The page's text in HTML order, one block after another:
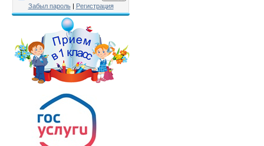
Забыл пароль| Регистрация